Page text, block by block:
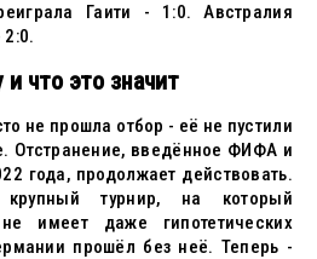
Гаити - 1:0. Австралия
2:0.
что это значит
не прошла отбор - её не пустили
Отстранение, введённое ФИФА и
года, продолжает действовать.
турнир, на который
имеет даже гипотетических
прошёл без неё. Теперь -